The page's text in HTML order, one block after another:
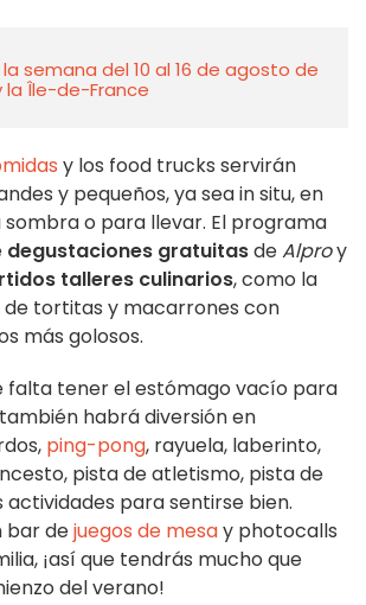
semana del 10 al 16 de agosto de
la Île-de-France
y los food trucks servirán
y pequeños, ya sea in situ, en
sombra o para llevar. El programa
degustaciones gratuitasdeAlproy
talleres culinarios, como la
de tortitas y macarrones con
más golosos.
falta tener el estómago vacío para
habrá diversión en
ping-pong, rayuela, laberinto,
pista de atletismo, pista de
para sentirse bien.
bar dejuegos de mesay photocalls
¡así que tendrás mucho que
del verano!